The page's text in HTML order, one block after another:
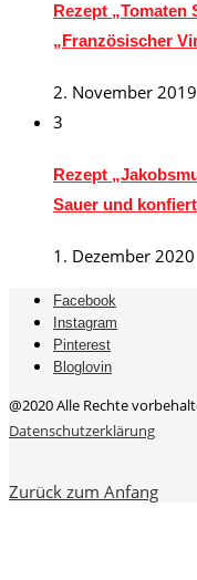
Rezept „Tomaten
„Französischer
2. November 2019
3
Rezept
Sauer und
1. Dezember 2020
Facebook
Instagram
Pinterest
Bloglovin
@2020 Alle Rechte
Datenschutzerklärung
Zurück zum Anfang